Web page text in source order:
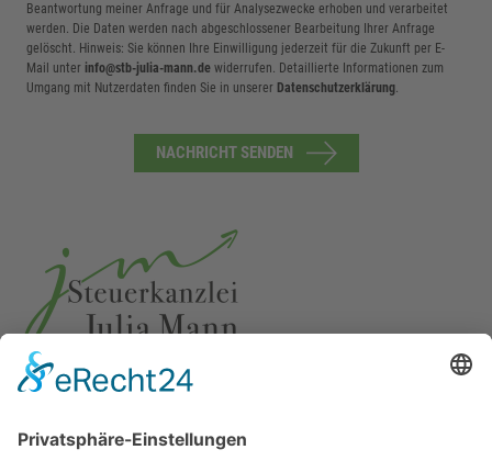
Beantwortung meiner Anfrage und für Analysezwecke erhoben und verarbeitet
werden. Die Daten werden nach abgeschlossener Bearbeitung Ihrer Anfrage
gelöscht. Hinweis: Sie können Ihre Einwilligung jederzeit für die Zukunft per E-
Mail unter info@stb-julia-mann.dewiderrufen. Detaillierte Informationen zum
Umgang mit Nutzerdaten finden Sie in unserer Datenschutzerklärung.
NACHRICHT SENDEN